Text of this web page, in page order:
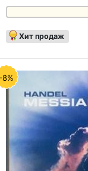
Хит продаж
8%